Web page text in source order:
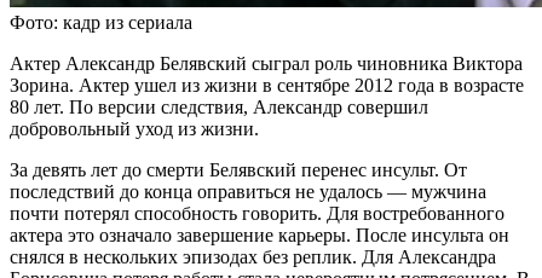
Фото: кадр из сериала
Актер Александр Белявский сыграл роль чиновника Виктора
Зорина. Актер ушел из жизни в сентябре 2012 года в возрасте
80 лет. По версии следствия, Александр совершил
добровольный уход из жизни.
За девять лет до смерти Белявский перенес инсульт. От
последствий до конца оправиться не удалось — мужчина
почти потерял способность говорить. Для востребованного
актера это означало завершение карьеры. После инсульта он
снялся в нескольких эпизодах без реплик. Для Александра